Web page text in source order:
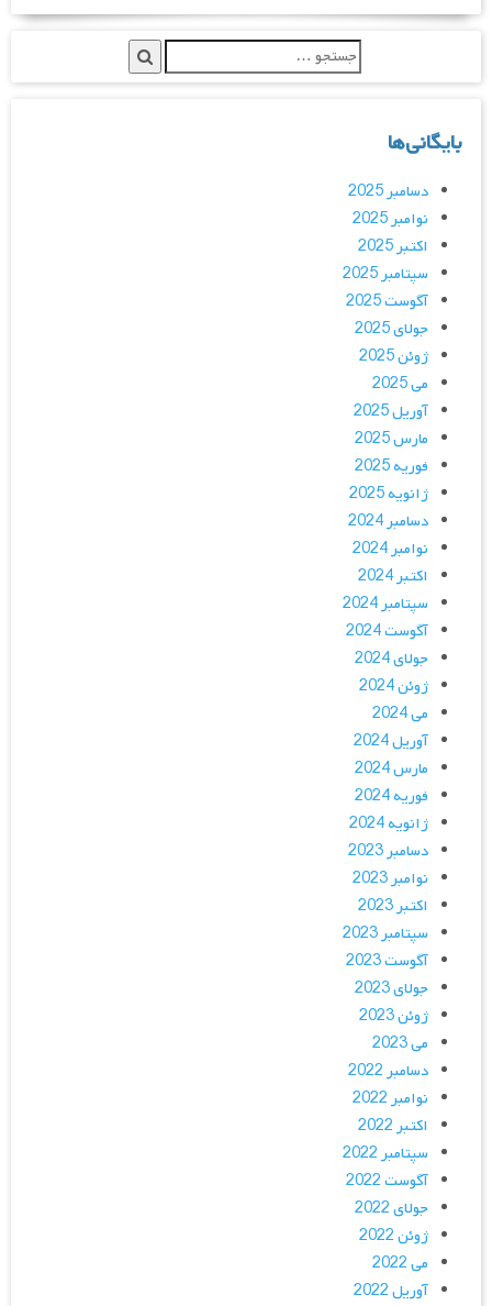
بایگانی‌ها
دسامبر 2025
نوامبر 2025
اکتبر 2025
سپتامبر 2025
آگوست 2025
جولای 2025
ژوئن 2025
می 2025
آوریل 2025
مارس 2025
فوریه 2025
ژانویه 2025
دسامبر 2024
نوامبر 2024
اکتبر 2024
سپتامبر 2024
آگوست 2024
جولای 2024
ژوئن 2024
می 2024
آوریل 2024
مارس 2024
فوریه 2024
ژانویه 2024
دسامبر 2023
نوامبر 2023
اکتبر 2023
سپتامبر 2023
آگوست 2023
جولای 2023
ژوئن 2023
می 2023
دسامبر 2022
نوامبر 2022
اکتبر 2022
سپتامبر 2022
آگوست 2022
جولای 2022
ژوئن 2022
می 2022
آوریل 2022